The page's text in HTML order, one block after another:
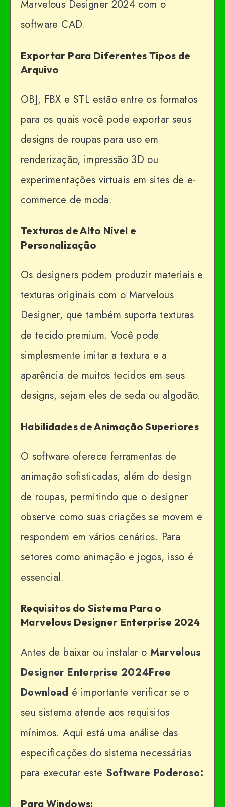
Marvelous Designer 2024 com o
software CAD.
Exportar Para Diferentes Tipos de
Arquivo
OBJ, FBX e STL estão entre os formatos
para os quais você pode exportar seus
designs de roupas para uso em
renderização, impressão 3D ou
experimentações virtuais em sites de e-
commerce de moda.
Texturas de Alto Nível e
Personalização
Os designers podem produzir materiais e
texturas originais com o Marvelous
Designer, que também suporta texturas
de tecido premium. Você pode
simplesmente imitar a textura e a
aparência de muitos tecidos em seus
designs, sejam eles de seda ou algodão.
Habilidades de Animação Superiores
O software oferece ferramentas de
animação sofisticadas, além do design
de roupas, permitindo que o designer
observe como suas criações se movem e
respondem em vários cenários. Para
setores como animação e jogos, isso é
essencial.
Requisitos do Sistema Para o
Marvelous Designer Enterprise 2024
Antes de baixar ou instalar o Marvelous
Designer Enterprise 2024Free
Download é importante verificar se o
seu sistema atende aos requisitos
mínimos. Aqui está uma análise das
especificações do sistema necessárias
para executar este Software Poderoso:
Para Windows: